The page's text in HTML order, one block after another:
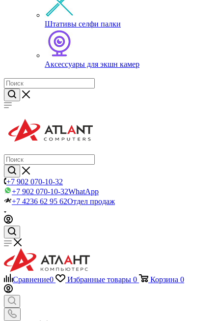
Штативы селфи палки
Аксессуары для экшн камер
+7 902 070-10-32
+7 902 070-10-32WhatApp
+7 4236 62 95 62Отдел продаж
Сравнение0 Избранные товары 0 Корзина 0